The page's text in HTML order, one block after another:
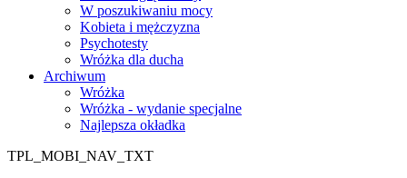
W poszukiwaniu mocy
Kobieta i mężczyzna
Psychotesty
Wróżka dla ducha
Archiwum
Wróżka
Wróżka - wydanie specjalne
Najlepsza okładka
TPL_MOBI_NAV_TXT